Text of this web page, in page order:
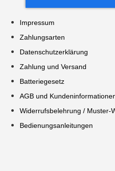
Impressum
Zahlungsarten
Datenschutzerklärung
Zahlung und Versand
Batteriegesetz
AGB und
Widerrufsbelehrung / Muster-
Bedienungsanleitungen